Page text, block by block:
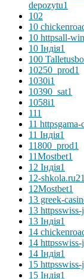
depozytu1
102
10
10 httpsall-
10 Індія1
100
10250_prod1
1030i1
10390_sat1
1058i1
111
11
11 Індія1
11800_prod1
11Mostbet1
12 Індія1
12-shkola.ru21
12Mostbet1
13 greek-
13
13 Індія1
14
14
14 Індія1
15
15 Індія1